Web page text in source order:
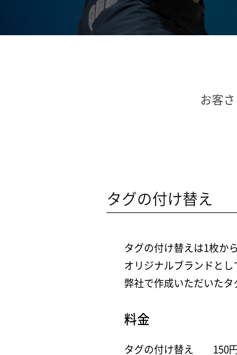
お客
タグの付け替え
タグの付け替えは1枚か
オリジナルブランドとし
弊社で作成いただいたタ
料金
タグの付け替え 150円